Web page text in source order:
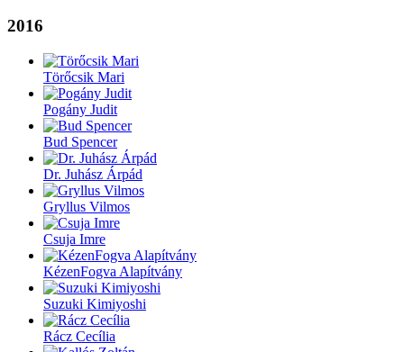
2016
Törőcsik Mari
Pogány Judit
Bud Spencer
Dr. Juhász Árpád
Gryllus Vilmos
Csuja Imre
KézenFogva Alapítvány
Suzuki Kimiyoshi
Rácz Cecília